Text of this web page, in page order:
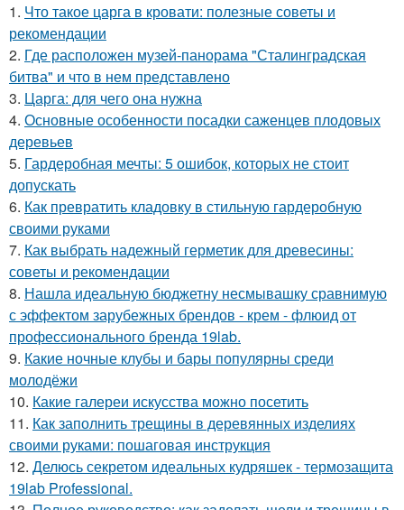
1. Что такое царга в кровати: полезные советы и
рекомендации
2. Где расположен музей-панорама "Сталинградская
битва" и что в нем представлено
3. Царга: для чего она нужна
4. Основные особенности посадки саженцев плодовых
деревьев
5. Гардеробная мечты: 5 ошибок, которых не стоит
допускать
6. Как превратить кладовку в стильную гардеробную
своими руками
7. Как выбрать надежный герметик для древесины:
советы и рекомендации
8. Нашла идеальную бюджетну несмывашку сравнимую
с эффектом зарубежных брендов - крем - флюид от
профессионального бренда 19lab.
9. Какие ночные клубы и бары популярны среди
молодёжи
10. Какие галереи искусства можно посетить
11. Как заполнить трещины в деревянных изделиях
своими руками: пошаговая инструкция
12. Делюсь секретом идеальных кудряшек - термозащита
19lab Professional.